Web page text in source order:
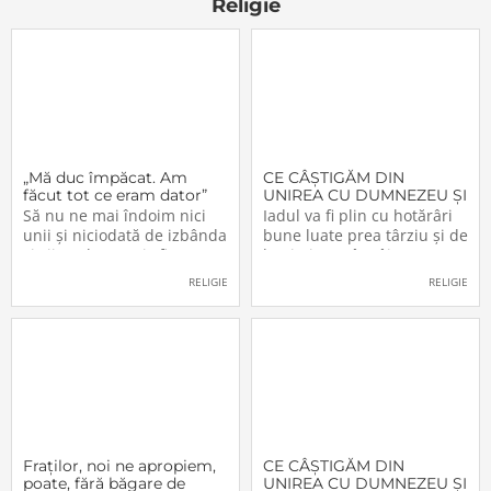
Religie
„Mă duc împăcat. Am
făcut tot ce eram dator”
Să nu ne mai îndoim nici
unii şi niciodată de izbânda
şi viitorul acestei sfinte
mai putea desfiinţa.
RELIGIE
CE CÂŞTIGĂM DIN
UNIREA CU DUMNEZEU ŞI
CU FRAŢII (VI)
Iadul va fi plin cu hotărâri
bune luate prea târziu şi de
lacrimi nemângâiate
vărsate prea târziu. Lumea
păcătoşi nemântuiţi, care
RELIGIE
Fraţilor, noi ne apropiem,
poate, fără băgare de
CE CÂŞTIGĂM DIN
UNIREA CU DUMNEZEU ŞI